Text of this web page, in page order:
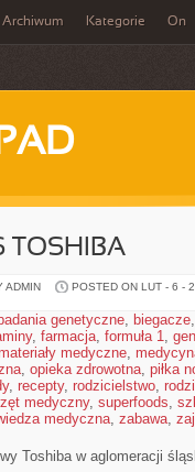
Archiwum Kategorie On
TOSHIBA
ADMIN POSTED ON LUT - 6 -
badania genetyczne, biegacze,
, farmacja, formuła 1,
medyczne,
, opieka zdrowotna, piłka
, recepty, rodzicielstwo,
medyczny, superfoods,
medyczna, zabawa,
Toshiba w aglomeracji